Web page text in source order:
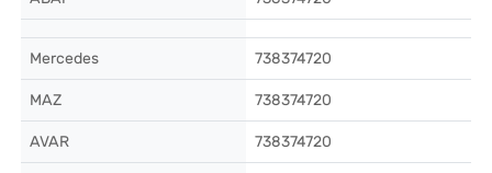
Mercedes 738374720
MAZ 738374720
AVAR 738374720